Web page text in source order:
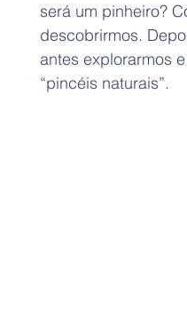
será um pinheiro?
descobrirmos.
antes explorarmos
“pincéis naturais”.